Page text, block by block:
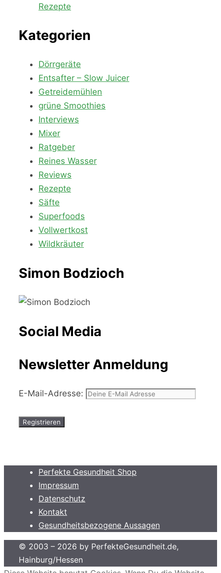
Rezepte
Kategorien
Dörrgeräte
Entsafter – Slow Juicer
Getreidemühlen
grüne Smoothies
Interviews
Mixer
Ratgeber
Reines Wasser
Reviews
Rezepte
Säfte
Superfoods
Vollwertkost
Wildkräuter
Simon Bodzioch
Social Media
Newsletter Anmeldung
E-Mail-Adresse:
Perfekte Gesundheit Shop
Impressum
Datenschutz
Kontakt
Gesundheitsbezogene Aussagen
© 2003 – 2026 by PerfekteGesundheit.de,
Hainburg/Hessen